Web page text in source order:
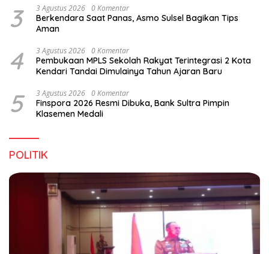
3 3 Agustus 2026 0 Komentar
Berkendara Saat Panas, Asmo Sulsel Bagikan Tips
Aman
4 3 Agustus 2026 0 Komentar
Pembukaan MPLS Sekolah Rakyat Terintegrasi 2 Kota
Kendari Tandai Dimulainya Tahun Ajaran Baru
5 3 Agustus 2026 0 Komentar
Finspora 2026 Resmi Dibuka, Bank Sultra Pimpin
Klasemen Medali
POLITIK